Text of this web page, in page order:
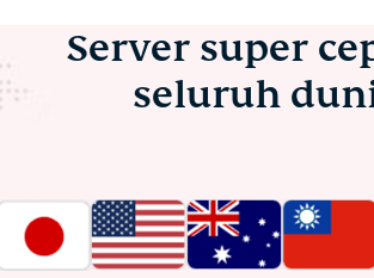
Server super
seluruh